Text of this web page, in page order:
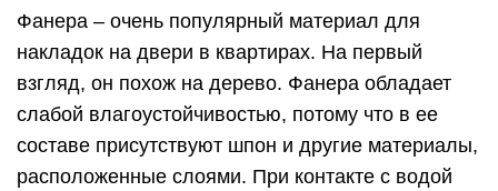
Фанера – очень популярный материал для
накладок на двери в квартирах. На первый
взгляд, он похож на дерево. Фанера обладает
слабой влагоустойчивостью, потому что в ее
составе присутствуют шпон и другие материалы,
расположенные слоями. При контакте с водой